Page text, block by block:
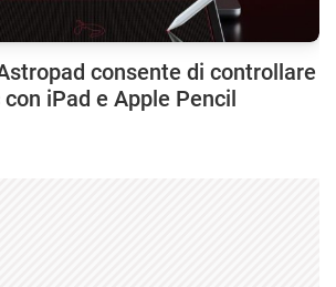
consente di controllare
iPad e Apple Pencil